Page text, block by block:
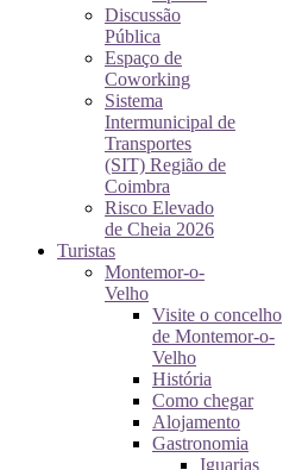
Discussão
Pública
Espaço de
Coworking
Sistema
Intermunicipal de
Transportes
(SIT) Região de
Coimbra
Risco Elevado
de Cheia 2026
Turistas
Montemor-o-
Velho
Visite o concelho
de Montemor-o-
Velho
História
Como chegar
Alojamento
Gastronomia
Iguarias